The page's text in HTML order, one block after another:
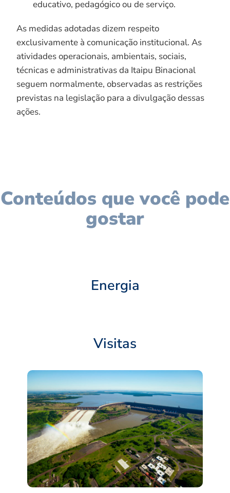
educativo, pedagógico ou de serviço.
As medidas adotadas dizem respeito
exclusivamente à comunicação institucional. As
atividades operacionais, ambientais, sociais,
técnicas e administrativas da Itaipu Binacional
seguem normalmente, observadas as restrições
previstas na legislação para a divulgação dessas
ações.
Conteúdos que você pode
gostar
Energia
Visitas